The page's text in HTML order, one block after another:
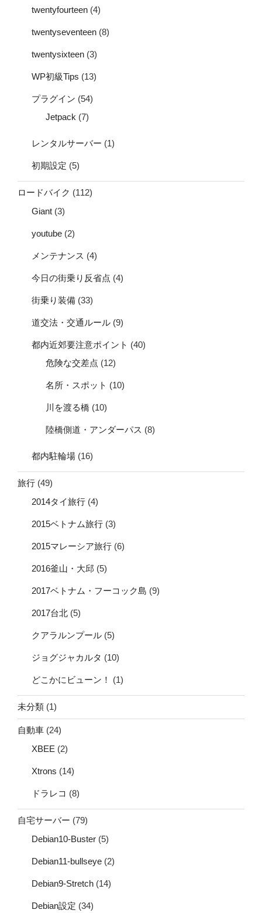
twentyfourteen (4)
twentyseventeen (8)
twentysixteen (3)
WP初級Tips (13)
プラグイン (54)
Jetpack (7)
レンタルサーバー (1)
初期設定 (5)
ロードバイク (112)
Giant (3)
youtube (2)
メンテナンス (4)
今日の街乗り反省点 (4)
街乗り装備 (33)
道交法・交通ルール (9)
都内近郊要注意ポイント (40)
危険な交差点 (12)
名所・スポット (10)
川を渡る橋 (10)
陸橋側道・アンダーパス (8)
都内駐輪場 (16)
旅行 (49)
2014タイ旅行 (4)
2015ベトナム旅行 (3)
2015マレーシア旅行 (6)
2016釜山・大邱 (5)
2017ベトナム・フーコック島 (9)
2017台北 (5)
クアラルンプール (5)
ジョグジャカルタ (10)
どこかにビューン！ (1)
未分類 (1)
自動車 (24)
XBEE (2)
Xtrons (14)
ドラレコ (8)
自宅サーバー (79)
Debian10-Buster (5)
Debian11-bullseye (2)
Debian9-Stretch (14)
Debian設定 (34)